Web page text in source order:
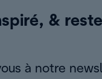
&
à notre